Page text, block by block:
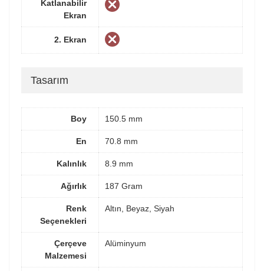
Katlanabilir
Ekran
2. Ekran
Tasarım
Boy 150.5 mm
En 70.8 mm
Kalınlık 8.9 mm
Ağırlık 187 Gram
Renk
Seçenekleri
Altın, Beyaz, Siyah
Çerçeve
Malzemesi
Alüminyum